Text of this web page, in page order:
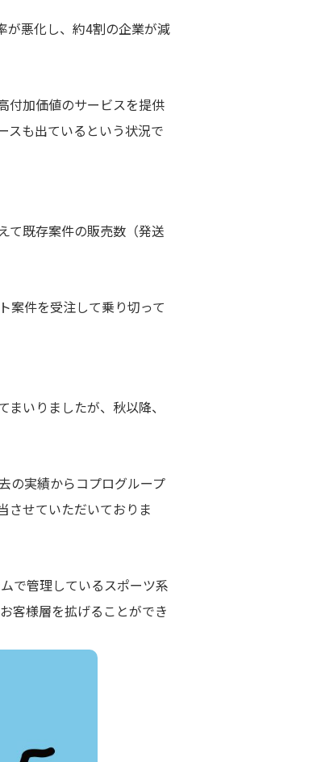
が悪化し、約4割の企業が減
付加価値のサービスを提供
スも出ているという状況で
て既存案件の販売数（発送
案件を受注して乗り切って
いりましたが、秋以降、
の実績からコプログループ
させていただいておりま
で管理しているスポーツ系
客様層を拡げることができ